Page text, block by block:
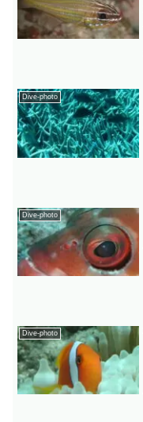
Dive-photo
Dive-photo
Dive-photo